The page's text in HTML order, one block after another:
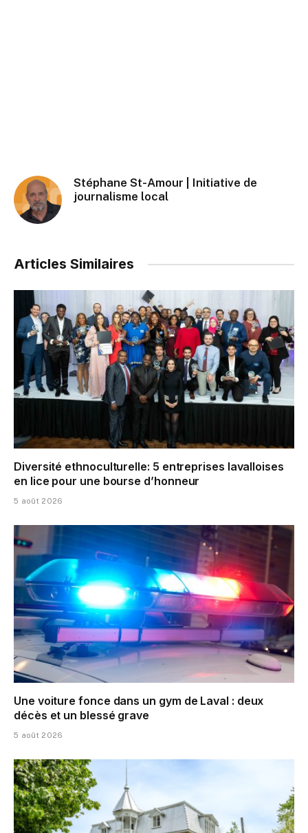
Stéphane St-Amour | Initiative de
journalisme local
Articles Similaires
Diversité ethnoculturelle: 5 entreprises lavalloises
en lice pour une bourse d’honneur
5 août 2026
Une voiture fonce dans un gym de Laval : deux
décès et un blessé grave
5 août 2026